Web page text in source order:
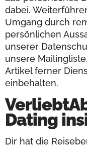
dabei.
Umgang durch
persönlichen
unserer
unsere
Artikel ferner
einbehalten.
Dating
Dir hat die